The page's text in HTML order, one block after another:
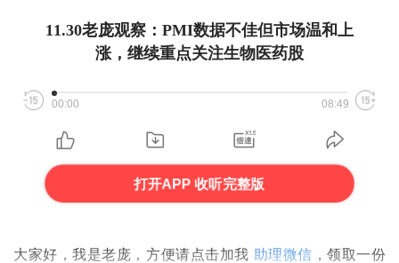
11.30老庞观察：PMI数据不佳但市场温和上
涨，继续重点关注生物医药股
00:00 08:49
打开APP 收听完整版
大家好，我是老庞，方便请点击加我 助理微信 ，领取一份